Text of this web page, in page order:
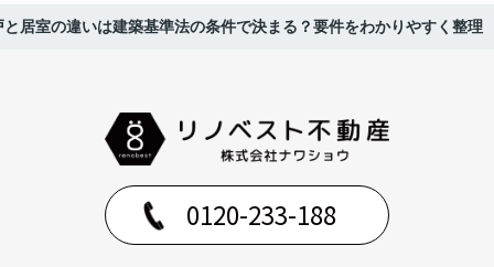
と居室の違いは建築基準法の条件で決まる？要件をわかりやすく整理
0120-233-188